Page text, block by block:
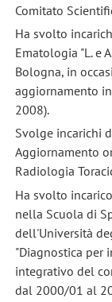
Comitato
Ha svolto
Ematologia "L. e
Bologna, in
aggiornamento
2008).
Svolge incarichi
Aggiornamento
Radiologia
Ha svolto
nella Scuola di
dell'Università
"Diagnostica per
integrativo del
dal 2000/01 al